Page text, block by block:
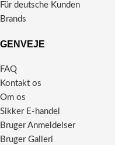
Für deutsche Kunden
Brands
GENVEJE
FAQ
Kontakt os
Om os
Sikker E-handel
Bruger Anmeldelser
Bruger Galleri